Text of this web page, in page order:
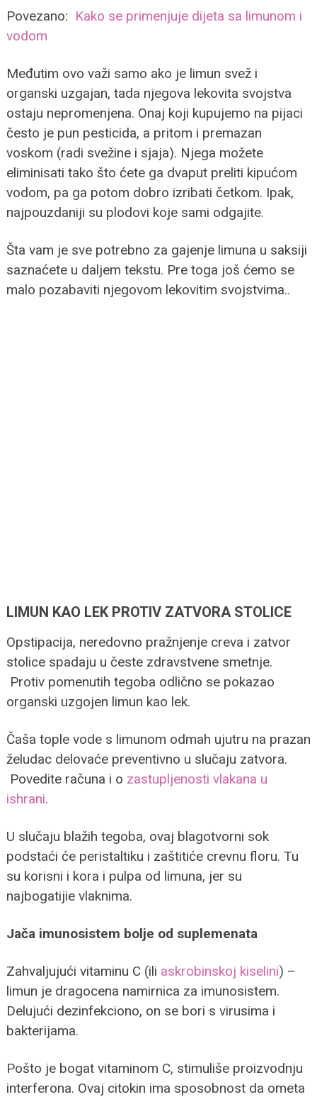
Povezano: Kako se primenjuje dijeta sa limunom i
vodom
Međutim ovo važi samo ako je limun svež i
organski uzgajan, tada njegova lekovita svojstva
ostaju nepromenjena. Onaj koji kupujemo na pijaci
često je pun pesticida, a pritom i premazan
voskom (radi svežine i sjaja). Njega možete
eliminisati tako što ćete ga dvaput preliti kipućom
vodom, pa ga potom dobro izribati četkom. Ipak,
najpouzdaniji su plodovi koje sami odgajite.
Šta vam je sve potrebno za gajenje limuna u saksiji
saznaćete u daljem tekstu. Pre toga još ćemo se
malo pozabaviti njegovom lekovitim svojstvima..
LIMUN KAO LEK PROTIV ZATVORA STOLICE
Opstipacija, neredovno pražnjenje creva i zatvor
stolice spadaju u česte zdravstvene smetnje.
Protiv pomenutih tegoba odlično se pokazao
organski uzgojen limun kao lek.
Čaša tople vode s limunom odmah ujutru na prazan
želudac delovaće preventivno u slučaju zatvora.
Povedite računa i o zastupljenosti vlakana u
ishrani.
U slučaju blažih tegoba, ovaj blagotvorni sok
podstaći će peristaltiku i zaštitiće crevnu floru. Tu
su korisni i kora i pulpa od limuna, jer su
najbogatijie vlaknima.
Jača imunosistem bolje od suplemenata
Zahvaljujući vitaminu C (ili askrobinskoj kiselini) –
limun je dragocena namirnica za imunosistem.
Delujući dezinfekciono, on se bori s virusima i
bakterijama.
Pošto je bogat vitaminom C, stimuliše proizvodnju
interferona. Ovaj citokin ima sposobnost da ometa